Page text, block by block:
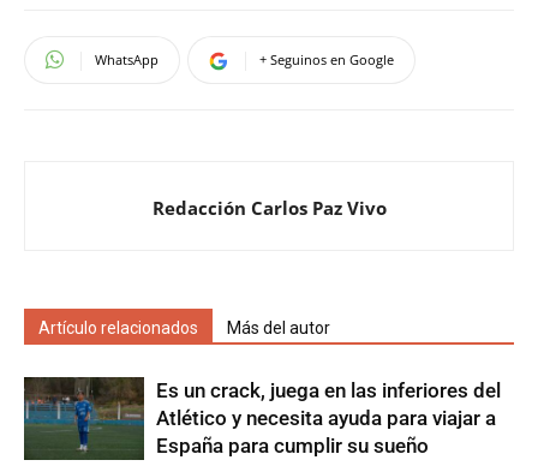
WhatsApp + Seguinos en Google
Redacción Carlos Paz Vivo
Artículo relacionados Más del autor
Es un crack, juega en las inferiores del
Atlético y necesita ayuda para viajar a
España para cumplir su sueño